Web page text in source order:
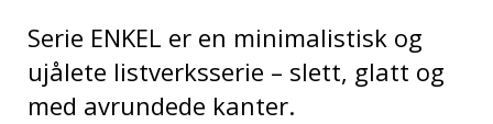
Serie ENKEL er en minimalistisk og
ujålete listverksserie – slett, glatt og
med avrundede kanter.